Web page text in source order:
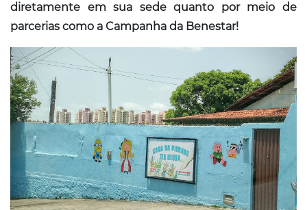
diretamente em sua sede quanto por meio de
parcerias como a Campanha da Benestar!